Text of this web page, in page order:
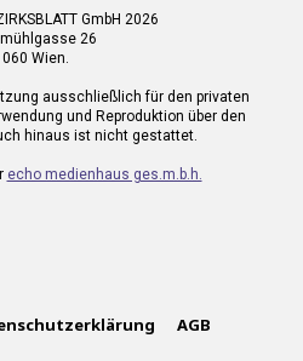
GmbH 2026
26
Wien.
ausschließlich für den privaten
und Reproduktion über den
hinaus ist nicht gestattet.
echo medienhaus ges.m.b.h.
AGB